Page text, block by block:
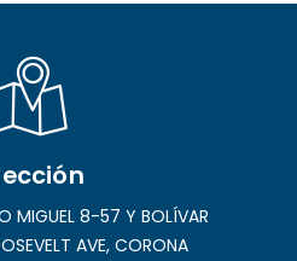
MIGUEL 8-57 Y BOLÍVAR
AVE, CORONA